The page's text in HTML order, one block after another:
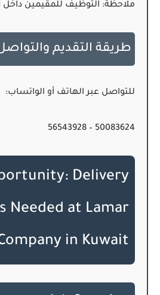
ملاحظة: التوظيف للمقيمين
طريقة التقديم
للتواصل عبر الهاتف أو الواتساب:
50083624 – 56543928
Delivery
Needed at Lamar
in Kuwait